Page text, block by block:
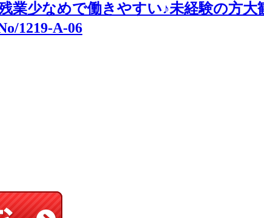
業少なめで働きやすい♪未経験の方
1219-A-06